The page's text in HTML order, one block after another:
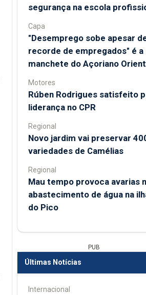
segurança na escola
Capa
"Desemprego sobe apesar
recorde de empregados" é a
manchete do Açoriano
Motores
Rúben Rodrigues satisfeito
liderança no CPR
Regional
Novo jardim vai preservar
variedades de Camélias
Regional
Mau tempo provoca avarias
abastecimento de água na
do Pico
PUB
Últimas Notícias
Internacional